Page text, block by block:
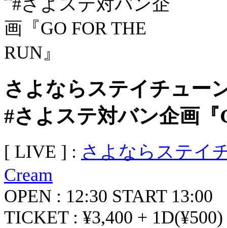
さよならステイチュー
#さよステ対バン企画
[ LIVE ] : さよならステイ
Cream
OPEN : 12:30 START 13:00
TICKET : ¥3,400 + 1D(¥500)